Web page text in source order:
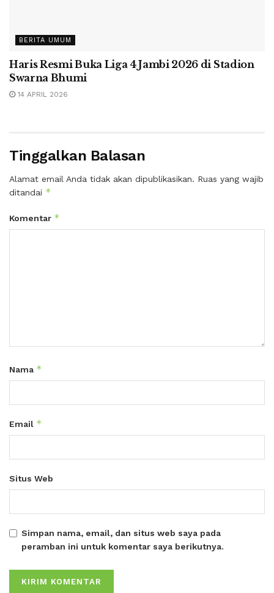
BERITA UMUM
Haris Resmi Buka Liga 4 Jambi 2026 di Stadion
Swarna Bhumi
14 APRIL 2026
Tinggalkan Balasan
Alamat email Anda tidak akan dipublikasikan. Ruas yang wajib
ditandai *
Komentar *
Nama *
Email *
Situs Web
Simpan nama, email, dan situs web saya pada
peramban ini untuk komentar saya berikutnya.